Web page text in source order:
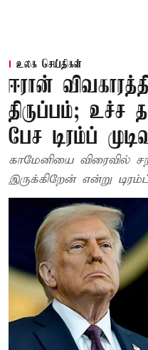
உலக செய்திகள்
ஈரான்
திருப்பம்; உச்ச
பேச டிரம்ப்
காமேனியை விரைவில்
இருக்கிறேன் என்று